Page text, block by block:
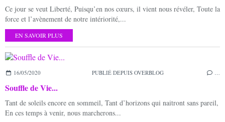
Ce jour se veut Liberté, Puisqu’en nos cœurs, il vient nous révéler, Toute la
force et l’avènement de notre intériorité,...
EN SAVOIR PLUS
16/05/2020 PUBLIÉ DEPUIS OVERBLOG
Souffle de Vie...
Tant de soleils encore en sommeil, Tant d’horizons qui naitront sans pareil,
En ces temps à venir, nous marcherons...